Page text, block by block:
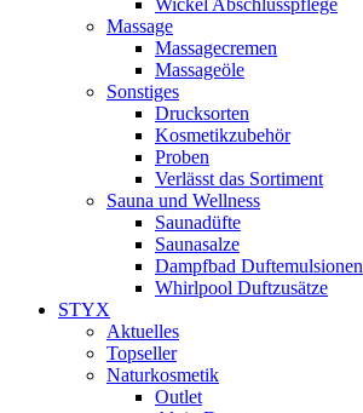
Wickel Abschlusspflege
Massage
Massagecremen
Massageöle
Sonstiges
Drucksorten
Kosmetikzubehör
Proben
Verlässt das Sortiment
Sauna und Wellness
Saunadüfte
Saunasalze
Dampfbad Duftemulsionen
Whirlpool Duftzusätze
STYX
Aktuelles
Topseller
Naturkosmetik
Outlet